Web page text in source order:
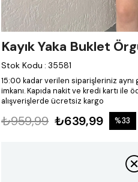
Kayık Yaka Buklet
Stok Kodu : 35581
15:00 kadar verilen siparişleriniz aynı
imkanı.Kapıda nakit ve kredi kartı ile
alışverişlerde ücretsiz kargo
₺959,99 ₺639,99 %33